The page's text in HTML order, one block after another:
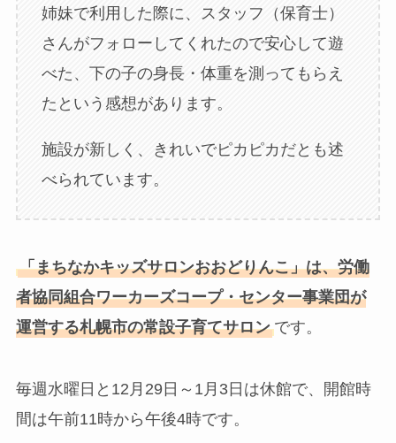
姉妹で利用した際に、スタッフ（保育士）
さんがフォローしてくれたので安心して遊
べた、下の子の身長・体重を測ってもらえ
たという感想があります。
施設が新しく、きれいでピカピカだとも述
べられています。
「まちなかキッズサロンおおどりんこ」は、労働
者協同組合ワーカーズコープ・センター事業団が
運営する札幌市の常設子育てサロン です。
毎週水曜日と12月29日～1月3日は休館で、開館時
間は午前11時から午後4時です。